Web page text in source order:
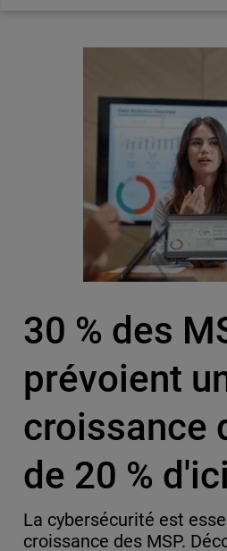
30 % des
prévoient
croissance
de 20 %
La cybersécurité est
croissance des MSP.